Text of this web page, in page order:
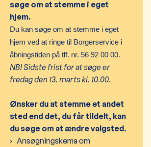
søge om at stemme i eget
hjem.
Du kan søge om at stemme i eget
hjem ved at ringe til Borgerservice i
åbningstiden på tlf. nr. 56 92 00 00.
NB! Sidste frist for at søge er
fredag den 13. marts kl. 10.00.
Ønsker du at stemme et andet
sted end det, du får tildelt, kan
du søge om at ændre valgsted.
Ansøgningskema om